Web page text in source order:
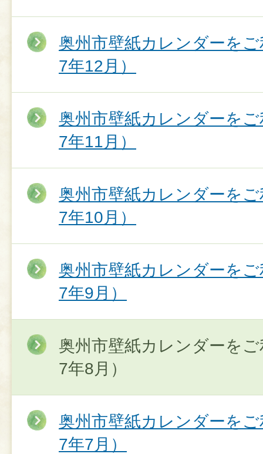
奥州市壁紙カレンダーを
7年12月）
奥州市壁紙カレンダーを
7年11月）
奥州市壁紙カレンダーを
7年10月）
奥州市壁紙カレンダーを
7年9月）
奥州市壁紙カレンダーを
7年8月）
奥州市壁紙カレンダーを
7年7月）